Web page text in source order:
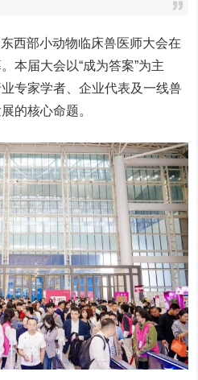
西部小动物临床兽医师大会在
本届大会以“成为答案”为主
专家学者、企业代表及一线兽
的核心命题。